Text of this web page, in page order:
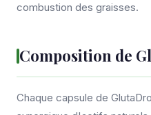
combustion des graisses.
Composition de
Chaque capsule de